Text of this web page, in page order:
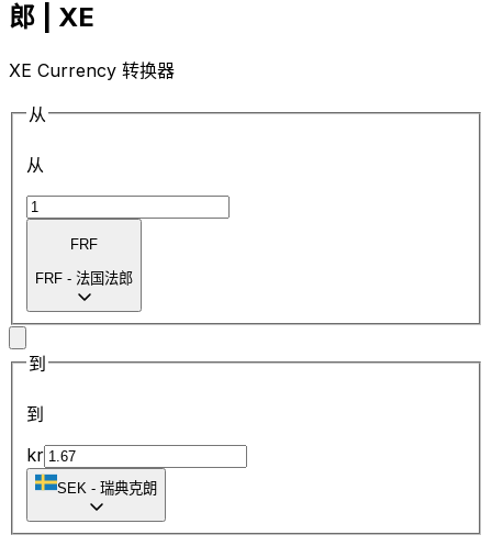
郎 | XE
XE Currency 转换器
从
从
FRF
FRF - 法国法郎
到
到
kr
SEK - 瑞典克朗